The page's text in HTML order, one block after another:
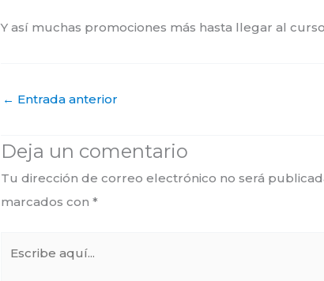
Y así muchas promociones más hasta llegar al
← Entrada anterior
Deja un comentario
Tu dirección de correo electrónico no será
marcados con *